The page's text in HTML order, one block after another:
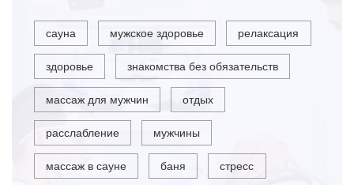
сауна мужское здоровье релаксация
здоровье знакомства без обязательств
массаж для мужчин отдых
расслабление мужчины
массаж в сауне баня стресс